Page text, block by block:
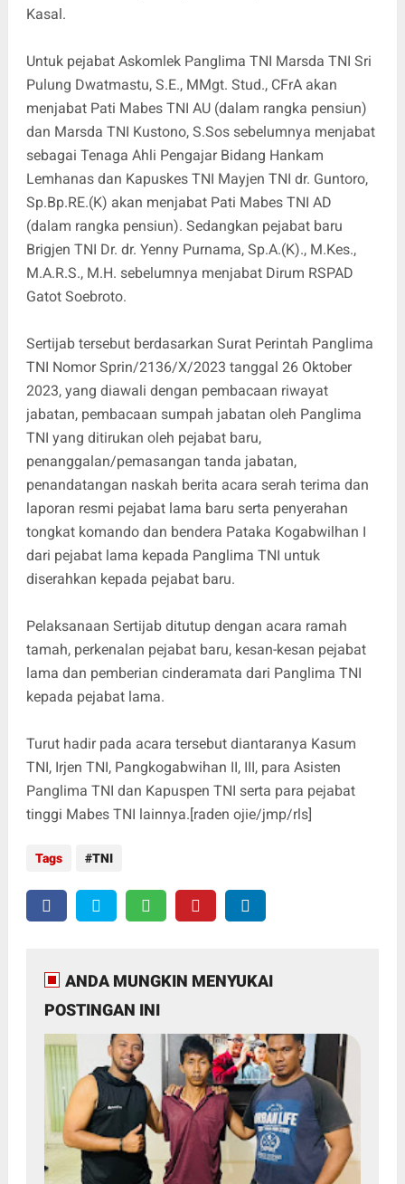
Kasal.
Untuk pejabat Askomlek Panglima TNI Marsda TNI Sri
Pulung Dwatmastu, S.E., MMgt. Stud., CFrA akan
menjabat Pati Mabes TNI AU (dalam rangka pensiun)
dan Marsda TNI Kustono, S.Sos sebelumnya menjabat
sebagai Tenaga Ahli Pengajar Bidang Hankam
Lemhanas dan Kapuskes TNI Mayjen TNI dr. Guntoro,
Sp.Bp.RE.(K) akan menjabat Pati Mabes TNI AD
(dalam rangka pensiun). Sedangkan pejabat baru
Brigjen TNI Dr. dr. Yenny Purnama, Sp.A.(K)., M.Kes.,
M.A.R.S., M.H. sebelumnya menjabat Dirum RSPAD
Gatot Soebroto.
Sertijab tersebut berdasarkan Surat Perintah Panglima
TNI Nomor Sprin/2136/X/2023 tanggal 26 Oktober
2023, yang diawali dengan pembacaan riwayat
jabatan, pembacaan sumpah jabatan oleh Panglima
TNI yang ditirukan oleh pejabat baru,
penanggalan/pemasangan tanda jabatan,
penandatangan naskah berita acara serah terima dan
laporan resmi pejabat lama baru serta penyerahan
tongkat komando dan bendera Pataka Kogabwilhan I
dari pejabat lama kepada Panglima TNI untuk
diserahkan kepada pejabat baru.
Pelaksanaan Sertijab ditutup dengan acara ramah
tamah, perkenalan pejabat baru, kesan-kesan pejabat
lama dan pemberian cinderamata dari Panglima TNI
kepada pejabat lama.
Turut hadir pada acara tersebut diantaranya Kasum
TNI, Irjen TNI, Pangkogabwihan II, III, para Asisten
Panglima TNI dan Kapuspen TNI serta para pejabat
tinggi Mabes TNI lainnya.[raden ojie/jmp/rls]
Tags TNI
ANDA MUNGKIN MENYUKAI
POSTINGAN INI